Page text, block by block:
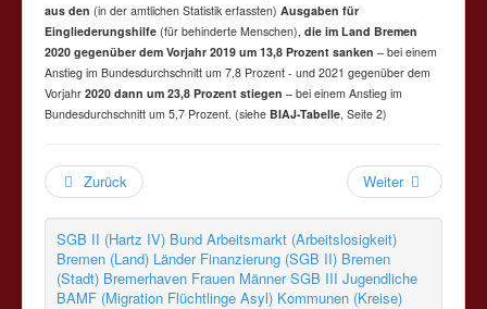
aus den (in der amtlichen Statistik erfassten) Ausgaben für
Eingliederungshilfe (für behinderte Menschen), die im Land Bremen
2020 gegenüber dem Vorjahr 2019 um 13,8 Prozent sanken – bei einem
Anstieg im Bundesdurchschnitt um 7,8 Prozent - und 2021 gegenüber dem
Vorjahr 2020 dann um 23,8 Prozent stiegen – bei einem Anstieg im
Bundesdurchschnitt um 5,7 Prozent. (siehe BIAJ-Tabelle , Seite 2)
Zurück Weiter
SGB II (Hartz IV) Bund Arbeitsmarkt (Arbeitslosigkeit)
Bremen (Land) Länder Finanzierung (SGB II) Bremen
(Stadt) Bremerhaven Frauen Männer SGB III Jugendliche
BAMF (Migration Flüchtlinge Asyl) Kommunen (Kreise)